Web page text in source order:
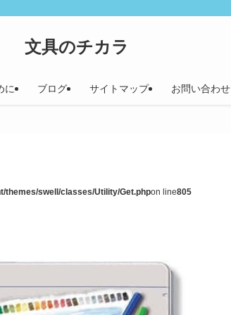
文具のチカラ
に ブログ サイトマップ お問い合わせ
themes/swell/classes/Utility/Get.phpon line805